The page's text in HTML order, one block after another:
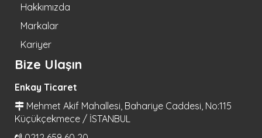
Hakkımızda
Markalar
Kariyer
Bize Ulaşın
Enkay Ticaret
Mehmet Akif Mahallesi, Bahariye Caddesi, No:115
Küçükçekmece / İSTANBUL